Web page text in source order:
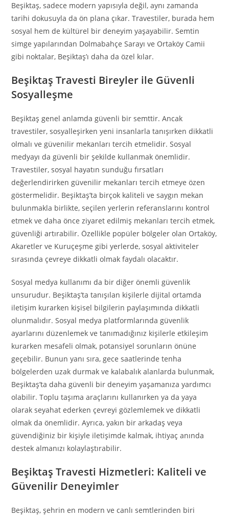
Beşiktaş, sadece modern yapısıyla değil, aynı zamanda
tarihi dokusuyla da ön plana çıkar. Travestiler, burada hem
sosyal hem de kültürel bir deneyim yaşayabilir. Semtin
simge yapılarından Dolmabahçe Sarayı ve Ortaköy Camii
gibi noktalar, Beşiktaş’ı daha da özel kılar.
Beşiktaş Travesti Bireyler ile Güvenli
Sosyalleşme
Beşiktaş genel anlamda güvenli bir semttir. Ancak
travestiler, sosyalleşirken yeni insanlarla tanışırken dikkatli
olmalı ve güvenilir mekanları tercih etmelidir. Sosyal
medyayı da güvenli bir şekilde kullanmak önemlidir.
Travestiler, sosyal hayatın sunduğu fırsatları
değerlendirirken güvenilir mekanları tercih etmeye özen
göstermelidir. Beşiktaş’ta birçok kaliteli ve saygın mekan
bulunmakla birlikte, seçilen yerlerin referanslarını kontrol
etmek ve daha önce ziyaret edilmiş mekanları tercih etmek,
güvenliği artırabilir. Özellikle popüler bölgeler olan Ortaköy,
Akaretler ve Kuruçeşme gibi yerlerde, sosyal aktiviteler
sırasında çevreye dikkatli olmak faydalı olacaktır.
Sosyal medya kullanımı da bir diğer önemli güvenlik
unsurudur. Beşiktaş’ta tanışılan kişilerle dijital ortamda
iletişim kurarken kişisel bilgilerin paylaşımında dikkatli
olunmalıdır. Sosyal medya platformlarında güvenlik
ayarlarını düzenlemek ve tanımadığınız kişilerle etkileşim
kurarken mesafeli olmak, potansiyel sorunların önüne
geçebilir. Bunun yanı sıra, gece saatlerinde tenha
bölgelerden uzak durmak ve kalabalık alanlarda bulunmak,
Beşiktaş’ta daha güvenli bir deneyim yaşamanıza yardımcı
olabilir. Toplu taşıma araçlarını kullanırken ya da yaya
olarak seyahat ederken çevreyi gözlemlemek ve dikkatli
olmak da önemlidir. Ayrıca, yakın bir arkadaş veya
güvendiğiniz bir kişiyle iletişimde kalmak, ihtiyaç anında
destek almanızı kolaylaştırabilir.
Beşiktaş Travesti Hizmetleri: Kaliteli ve
Güvenilir Deneyimler
Beşiktaş, şehrin en modern ve canlı semtlerinden biri